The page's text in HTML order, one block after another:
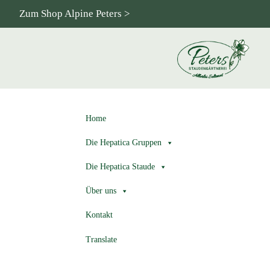
Zum Shop Alpine Peters >
Home
Die Hepatica Gruppen
Die Hepatica Staude
Über uns
Kontakt
Translate